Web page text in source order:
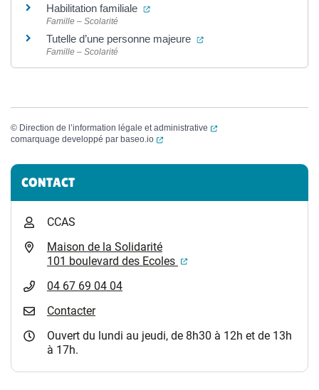
Habilitation familiale (ouverture dans un nouvel onglet)
Famille – Scolarité
Tutelle d’une personne majeure (ouverture dans un
Famille – Scolarité
© Direction de l’information légale et administrative
(ouverture dans un
comarquage developpé par baseo.io (ouverture dans un nouvel onglet)
Informations complémentaires
CONTACT
CCAS
Maison de la Solidarité
101 boulevard des Ecoles
(ouverture dans un
04 67 69 04 04
Contacter
Ouvert du lundi au jeudi, de 8h30 à 12h et de 13h
à 17h.